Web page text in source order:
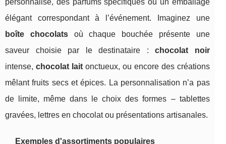
élégant correspondant à l’événement. Imaginez une
boîte chocolatsoù chaque bouchée présente une
saveur choisie par le destinataire :chocolat noir
intense, chocolat laitonctueux, ou encore des créations
mêlant fruits secs et épices. La personnalisation n’a pas
de limite, même dans le choix des formes – tablettes
gravées, lettres en chocolat ou présentations artisanales.
Exemples d'assortiments populaires